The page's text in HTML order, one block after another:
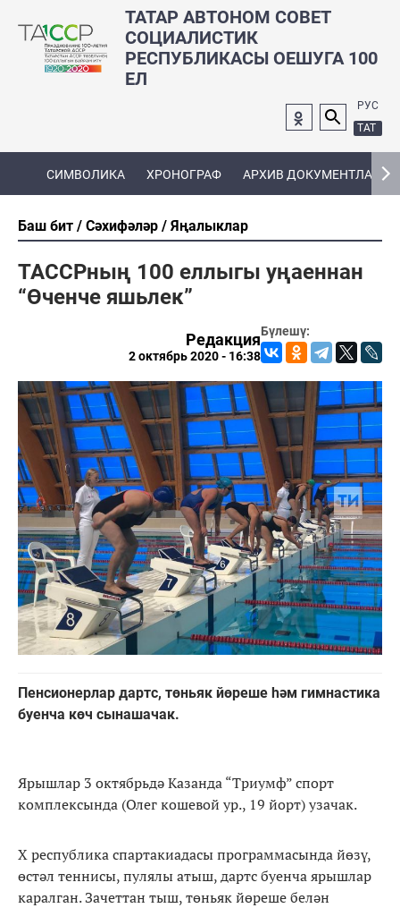
ТАТАР АВТОНОМ СОВЕТ
СОЦИАЛИСТИК
РЕСПУБЛИКАСЫ ОЕШУГА 100
ЕЛ
РУС
ТАТ
СИМВОЛИКА ХРОНОГРАФ АРХИВ ДОКУМЕНТЛАРЫ
Баш бит Сәхифәләр Яңалыклар
ТАССРның 100 еллыгы уңаеннан
“Өченче яшьлек”
Бүлешү:
Редакция
2 октябрь 2020 - 16:38
Пенсионерлар дартс, төньяк йөреше һәм гимнастика
буенча көч сынашачак.
Ярышлар 3 октябрьдә Казанда “Триумф” спорт
комплексында (Олег кошевой ур., 19 йорт) узачак.
Х республика спартакиадасы программасында йөзү,
өстәл теннисы, пулялы атыш, дартс буенча ярышлар
каралган. Зачеттан тыш, төньяк йөреше белән